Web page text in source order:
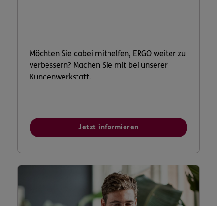
Möchten Sie dabei mithelfen, ERGO weiter zu
verbessern? Machen Sie mit bei unserer
Kundenwerkstatt.
Jetzt informieren